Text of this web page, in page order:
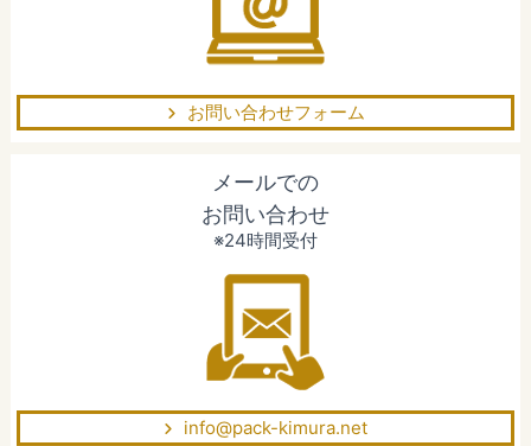
お問い合わせフォーム
メールでの
お問い合わせ
※24時間受付
info@pack-kimura.net